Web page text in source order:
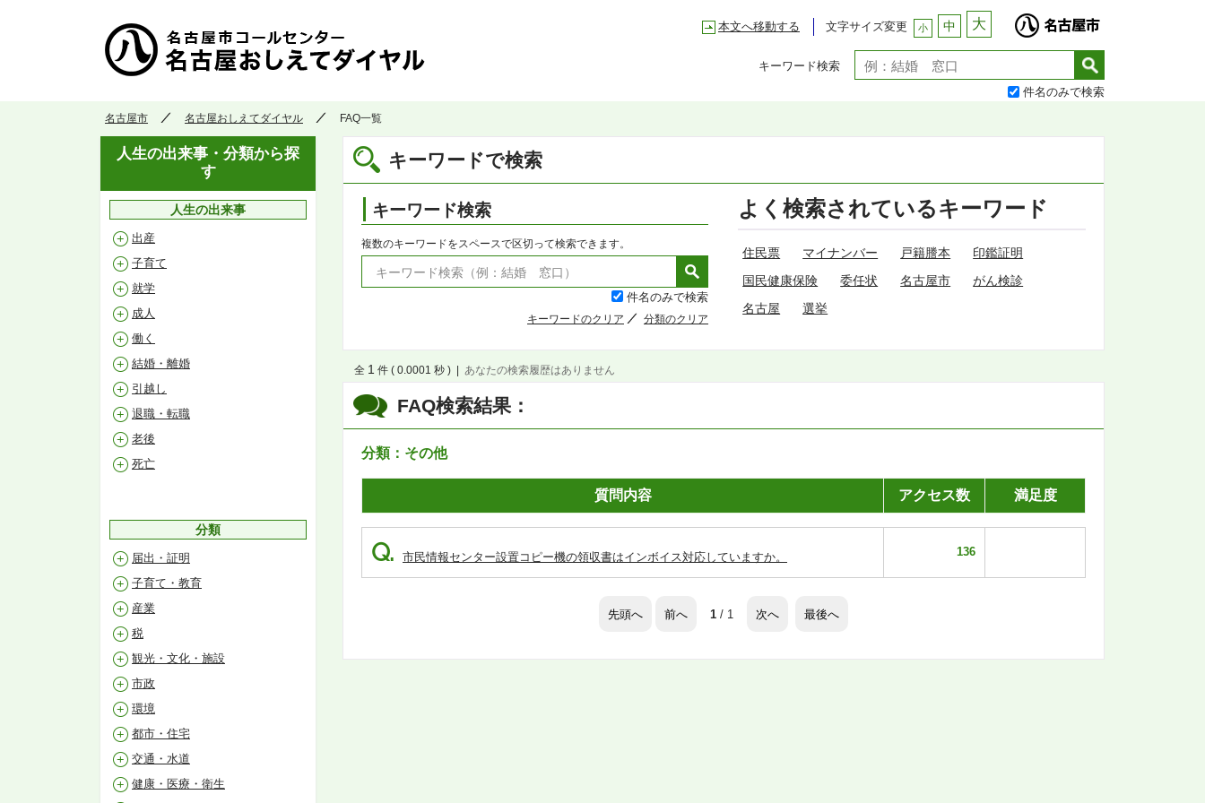
本文へ移動する 文字サイズ変更 小 中 大
キーワード検索
件名のみで検索
名古屋市 名古屋おしえてダイヤル FAQ一覧
キーワードで検索
キーワード検索
複数のキーワードをスペースで区切って検索できます。
件名のみで検索
キーワードのクリア 分類のクリア
よく検索されているキーワード
住民票 マイナンバー 戸籍謄本
印鑑証明
国民健康保険
委任状 名古屋市
がん検診
名古屋
選挙
FAQ検索結果：
分類：その他
全 1 件 ( 0.0001 秒 ) あなたの検索履歴はありません
質問内容 アクセス数 満足度
Q. 市民情報センター設置コピー機の領収書はインボイス対応していますか。 136
先頭へ 前へ 1 / 1 次へ 最後へ
人生の出来事・分類から探
す
人生の出来事
出産
子育て
就学
成人
働く
結婚・離婚
引越し
退職・転職
老後
死亡
分類
届出・証明
子育て・教育
産業
税
観光・文化・施設
市政
環境
都市・住宅
交通・水道
健康・医療・衛生